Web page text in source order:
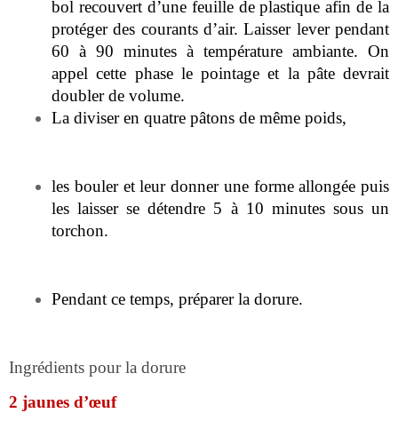
bol recouvert d’une feuille de plastique afin de la
protéger des courants d’air. Laisser lever pendant
60 à 90 minutes à température ambiante. On
appel cette phase le pointage et la pâte devrait
doubler de volume.
La diviser en quatre pâtons de même poids,
les bouler et leur donner une forme allongée puis
les laisser se détendre 5 à 10 minutes sous un
torchon.
Pendant ce temps, préparer la dorure.
Ingrédients pour la dorure
2 jaunes d’œuf